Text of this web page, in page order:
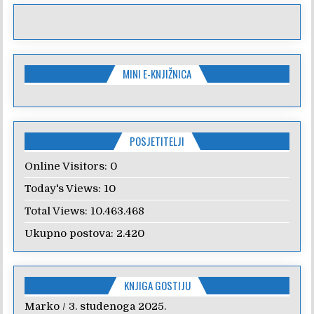
MINI E-KNJIŽNICA
POSJETITELJI
Online Visitors: 0
Today's Views: 10
Total Views: 10.463.468
Ukupno postova: 2.420
KNJIGA GOSTIJU
Marko / 3. studenoga 2025.
Anica/7. veljače 2024.